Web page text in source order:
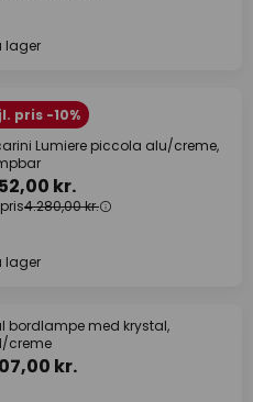
lager
pris -10%
Lumiere piccola alu/creme,
kr.
4.280,00 kr.
lager
bordlampe med krystal,
creme
kr.